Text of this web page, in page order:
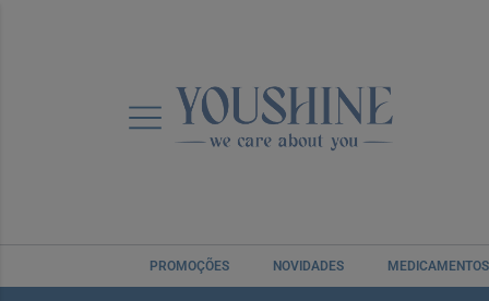
PROMOÇÕES NOVIDADES MEDICAMENTOS
Durex